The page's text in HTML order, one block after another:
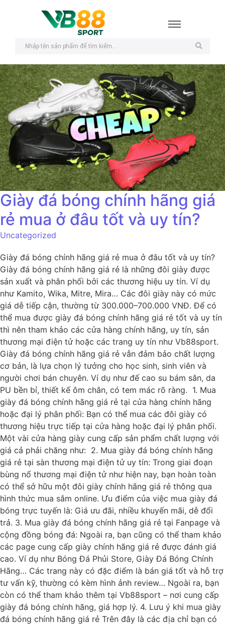
Giày đá bóng chính hãng giá
rẻ mua ở đâu tốt và uy tín?
Uncategorized
Giày đá bóng chính hãng giá rẻ mua ở đâu tốt và uy tín?
Giày đá bóng chính hãng giá rẻ là những đôi giày được
sản xuất và phân phối bởi các thương hiệu uy tín. Ví dụ
như Kamito, Wika, Mitre, Mira… Các đôi giày này có mức
giá dễ tiếp cận, thường từ 300.000–700.000 VNĐ. Để có
thể mua được giày đá bóng chính hãng giá rẻ tốt và uy tín
thì nên tham khảo các cửa hàng chính hãng, uy tín, sản
thương mại điện tử hoặc các trang uy tín như Vb88sport.
Giày đá bóng chính hãng giá rẻ vẫn đảm bảo chất lượng
cơ bản, là lựa chọn lý tưởng cho học sinh, sinh viên và
người chơi bán chuyên. Ví dụ như đế cao su bám sân, da
PU bền bỉ, thiết kế ôm chân, có tem mác rõ ràng. 1. Mua
giày đá bóng chính hãng giá rẻ tại cửa hàng chính hãng
hoặc đại lý phân phối: Bạn có thể mua các đôi giày có
thương hiệu trực tiếp tại cửa hàng hoặc đại lý phân phối.
Một vài cửa hàng giày cung cấp sản phẩm chất lượng với
giá cả phải chăng như: 2. Mua giày đá bóng chính hãng
giá rẻ tại sàn thương mại điện tử uy tín: Trong giai đoạn
bùng nổ thương mại điện tử như hiện nay, bạn hoàn toàn
có thể sở hữu một đôi giày chính hãng giá rẻ thông qua
hình thức mua sắm online. Ưu điểm của việc mua giày đá
bóng trực tuyến là: Giá ưu đãi, nhiều khuyến mãi, dễ đổi
trả. 3. Mua giày đá bóng chính hãng giá rẻ tại Fanpage và
cộng đồng bóng đá: Ngoài ra, bạn cũng có thể tham khảo
các page cung cấp giày chính hãng giá rẻ được đánh giá
cao. Ví dụ như Bóng Đá Phủi Store, Giày Đá Bóng Chính
Hãng… Các trang này có đặc điểm là bán giá tốt và hỗ trợ
tư vấn kỹ, thường có kèm hình ảnh review… Ngoài ra, bạn
còn có thể tham khảo thêm tại Vb88sport – nơi cung cấp
giày đá bóng chính hãng, giá hợp lý. 4. Lưu ý khi mua giày
đá bóng chính hãng giá rẻ Trên đây là các địa chỉ bạn có